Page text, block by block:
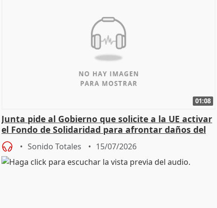
01:08
Junta pide al Gobierno que solicite a la UE activar
el Fondo de Solidaridad para afrontar daños del
Sonido Totales 15/07/2026